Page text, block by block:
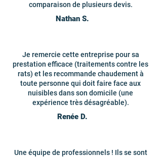
comparaison de plusieurs devis.
Nathan S.
Je remercie cette entreprise pour sa
prestation efficace (traitements contre les
rats) et les recommande chaudement à
toute personne qui doit faire face aux
nuisibles dans son domicile (une
expérience très désagréable).
Renée D.
Une équipe de professionnels ! Ils se sont